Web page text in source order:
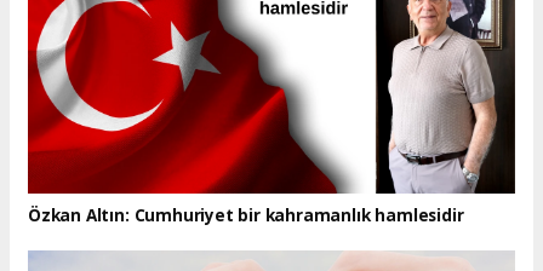
Özkan Altın: Cumhuriyet bir kahramanlık hamlesidir